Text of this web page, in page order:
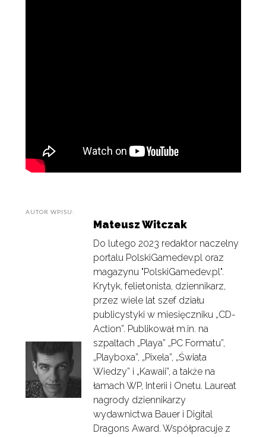
AUTOR WPISU:
Mateusz Witczak
Do lutego 2023 redaktor naczelny
portalu PolskiGamedev.pl oraz
magazynu "PolskiGamedev.pl".
Krytyk, felietonista, dziennikarz,
przez wiele lat szef działu
publicystyki w miesięczniku „CD-
Action”. Publikował m.in. na
szpaltach „Playa” „PC Formatu”,
„Playboxa”, „Pixela”, „Świata
Wiedzy” i „Kawaii”, a także na
łamach WP, Interii i Onetu. Laureat
nagrody dziennikarzy
wydawnictwa Bauer i Digital
Dragons Award. Współpracuje z